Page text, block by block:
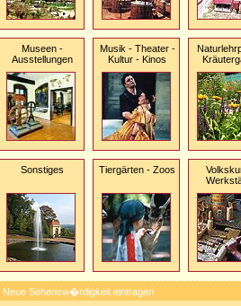
Museen -
Ausstellungen
Musik - Theater -
Kultur - Kinos
Sonstiges Tiergärten - Zoos
Neue Sehensw�rdigkeit eintragen